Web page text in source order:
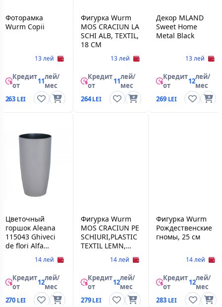
Фоторамка
Wurm Copii
13 лей
Кредит
от
11лей/
мес
263
Фигурка Wurm
MOS CRACIUN LA
SCHI ALB, TEXTIL,
18 CM
13 лей
Кредит
от
11лей/
мес
264
Декор MLAND
Sweet Home
Metal Black
13 лей
Кредит
от
12лей/
мес
269
Цветочный
горшок Aleana
115043 Ghiveci
de flori Alfa
14 лей
Кредит
от
12лей/
мес
270
Фигурка Wurm
MOS CRACIUN PE
SCHIURI,PLASTIC
TEXTIL LEMN,
14 лей
Кредит
от
12лей/
мес
279
Фигурка Wurm
Рождественские
гномы, 25 см
14 лей
Кредит
от
12лей/
мес
283